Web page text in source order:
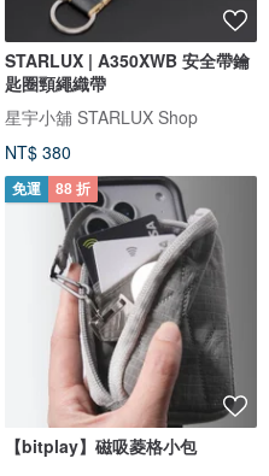
STARLUX | A350XWB 安全帶鑰
匙圈頸繩織帶
星宇小舖 STARLUX Shop
NT$ 380
免運 88 折
【bitplay】磁吸菱格小包